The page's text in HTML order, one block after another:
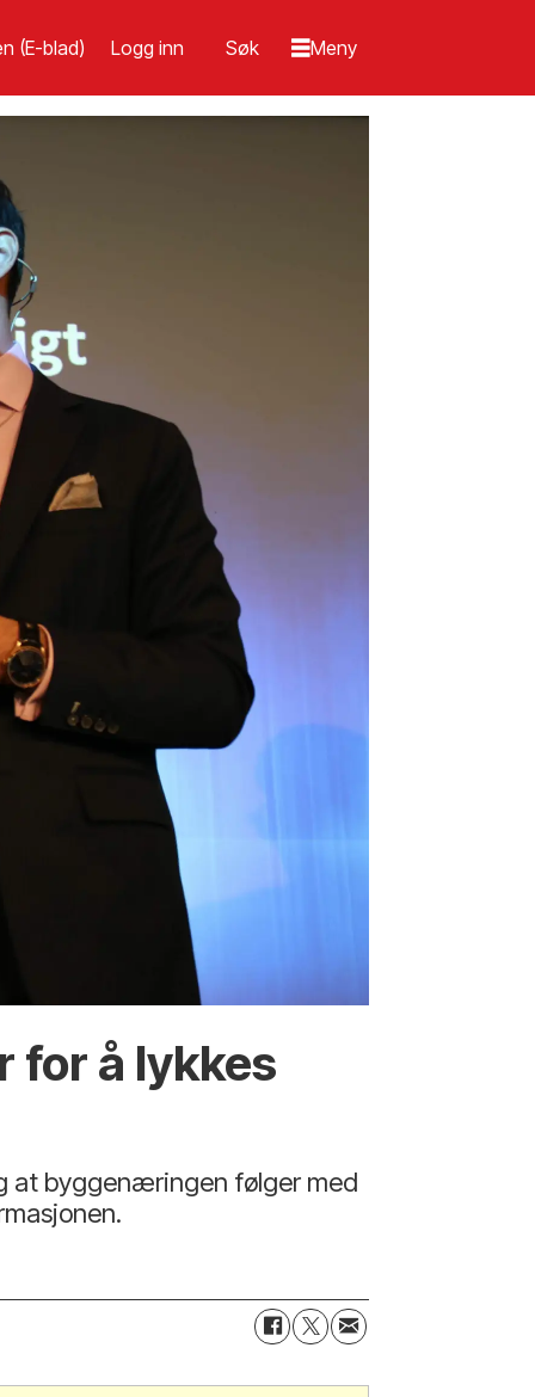
(E-blad) Logg inn
for å lykkes
at byggenæringen følger med